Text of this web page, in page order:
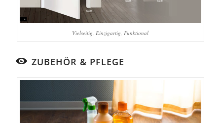
Vielseitig, Einzigartig, Funktional
ZUBEHÖR & PFLEGE